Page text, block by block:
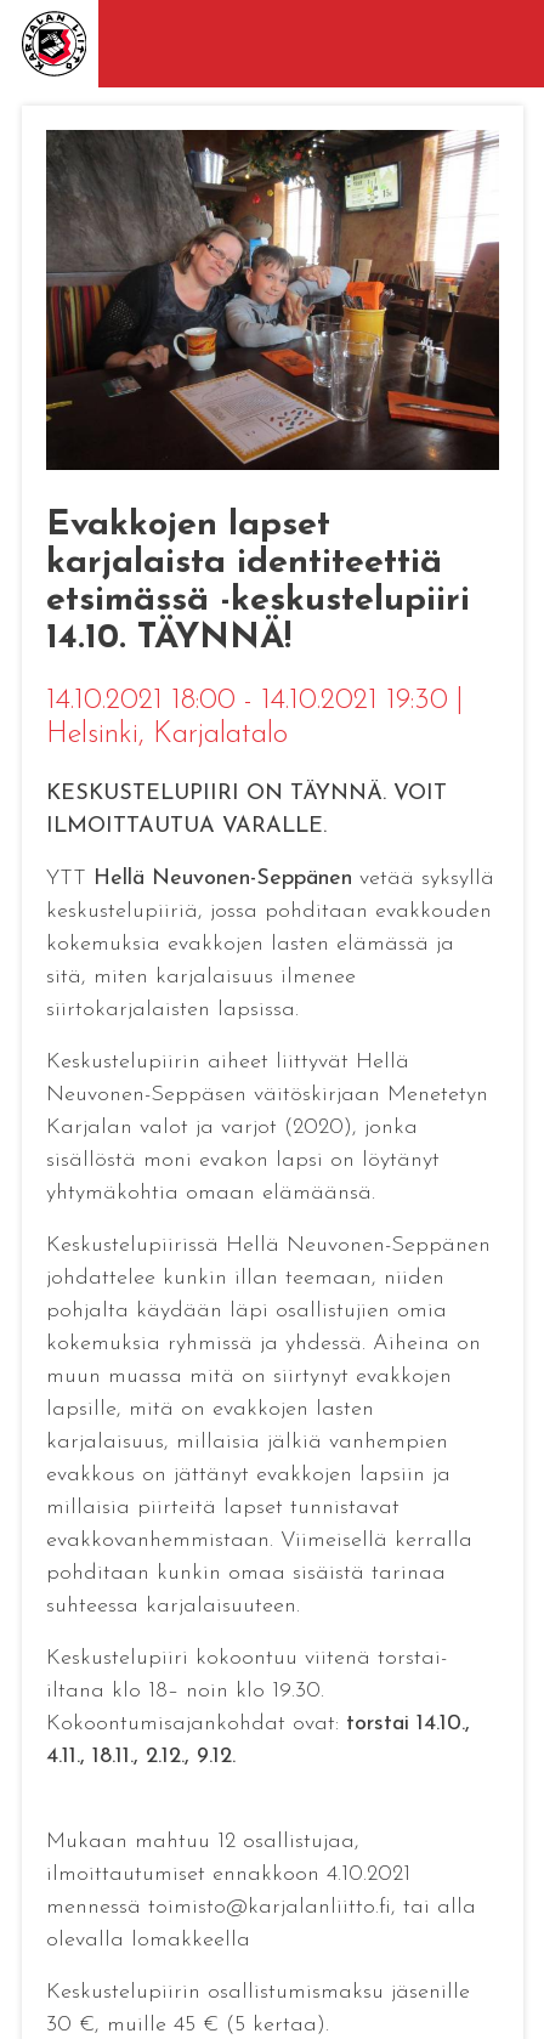
Evakkojen lapset
karjalaista identiteettiä
etsimässä -keskustelupiiri
14.10. TÄYNNÄ!
14.10.2021 18:00 - 14.10.2021 19:30
Helsinki, Karjalatalo
KESKUSTELUPIIRI ON TÄYNNÄ. VOIT
ILMOITTAUTUA VARALLE.
YTT Hellä Neuvonen-Seppänen vetää syksyllä
keskustelupiiriä, jossa pohditaan evakkouden
kokemuksia evakkojen lasten elämässä ja
sitä, miten karjalaisuus ilmenee
siirtokarjalaisten lapsissa.
Keskustelupiirin aiheet liittyvät Hellä
Neuvonen-Seppäsen väitöskirjaan Menetetyn
Karjalan valot ja varjot (2020), jonka
sisällöstä moni evakon lapsi on löytänyt
yhtymäkohtia omaan elämäänsä.
Keskustelupiirissä Hellä Neuvonen-Seppänen
johdattelee kunkin illan teemaan, niiden
pohjalta käydään läpi osallistujien omia
kokemuksia ryhmissä ja yhdessä. Aiheina on
muun muassa mitä on siirtynyt evakkojen
lapsille, mitä on evakkojen lasten
karjalaisuus, millaisia jälkiä vanhempien
evakkous on jättänyt evakkojen lapsiin ja
millaisia piirteitä lapset tunnistavat
evakkovanhemmistaan. Viimeisellä kerralla
pohditaan kunkin omaa sisäistä tarinaa
suhteessa karjalaisuuteen.
Keskustelupiiri kokoontuu viitenä torstai-
iltana klo 18– noin klo 19.30.
Kokoontumisajankohdat ovat: torstai 14.10.,
4.11., 18.11., 2.12., 9.12.
Mukaan mahtuu 12 osallistujaa,
ilmoittautumiset ennakkoon 4.10.2021
mennessä toimisto@karjalanliitto.fi, tai alla
olevalla lomakkeella
Keskustelupiirin osallistumismaksu jäsenille
30 €, muille 45 € (5 kertaa).